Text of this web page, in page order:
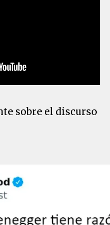
sobre el discurso